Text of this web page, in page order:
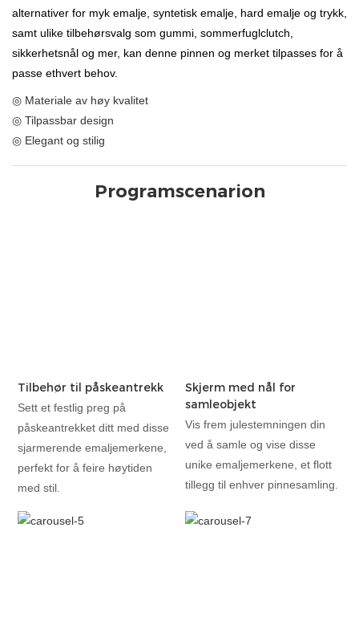
alternativer for myk emalje, syntetisk emalje, hard emalje og trykk,
samt ulike tilbehørsvalg som gummi, sommerfuglclutch,
sikkerhetsnål og mer, kan denne pinnen og merket tilpasses for å
passe ethvert behov.
◎ Materiale av høy kvalitet
◎ Tilpassbar design
◎ Elegant og stilig
Programscenarion
Tilbehør til påskeantrekk
Sett et festlig preg på
påskeantrekket ditt med disse
sjarmerende emaljemerkene,
perfekt for å feire høytiden
med stil.
Skjerm med nål for
samleobjekt
Vis frem julestemningen din
ved å samle og vise disse
unike emaljemerkene, et flott
tillegg til enhver pinnesamling.